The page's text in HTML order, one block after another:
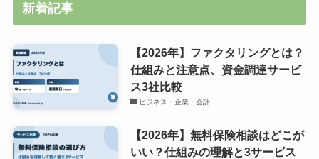
新着記事
【2026年】ファクタリングとは？
仕組みと注意点、資金調達サービ
ス3社比較
ビジネス・企業・会計
【2026年】無料保険相談はどこが
いい？仕組みの理解と3サービス